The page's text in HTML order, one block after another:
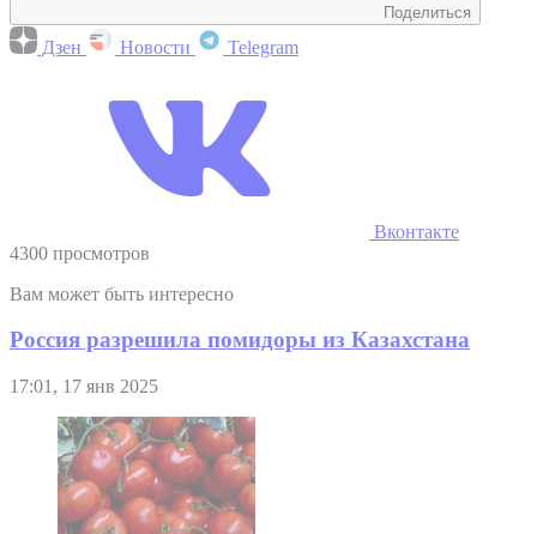
Поделиться
Дзен Новости Telegram
Вконтакте
4300 просмотров
Вам может быть интересно
Россия разрешила помидоры из Казахстана
17:01, 17 янв 2025